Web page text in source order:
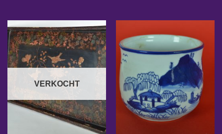
VERKOCHT